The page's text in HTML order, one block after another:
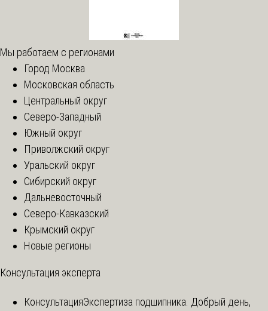
Мы работаем с регионами
Город Москва
Московская область
Центральный округ
Северо-Западный
Южный округ
Приволжский округ
Уральский округ
Сибирский округ
Дальневосточный
Северо-Кавказский
Крымский округ
Новые регионы
Консультация эксперта
КонсультацияЭкспертиза подшипника. Добрый день,